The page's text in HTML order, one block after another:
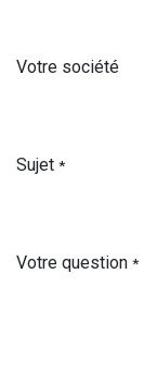
Votre société
Sujet *
Votre question *